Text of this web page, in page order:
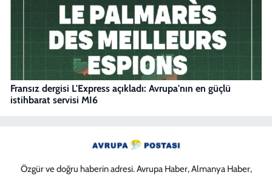
Fransız dergisi L'Express açıkladı: Avrupa'nın en güçlü
istihbarat servisi MI6
Özgür ve doğru haberin adresi. Avrupa Haber, Almanya Haber,